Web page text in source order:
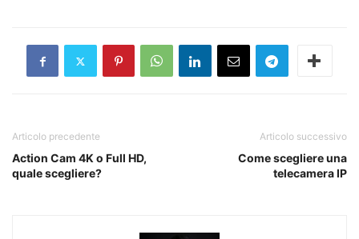
Articolo precedente
Action Cam 4K o Full HD,
quale scegliere?
Articolo successivo
Come scegliere una
telecamera IP